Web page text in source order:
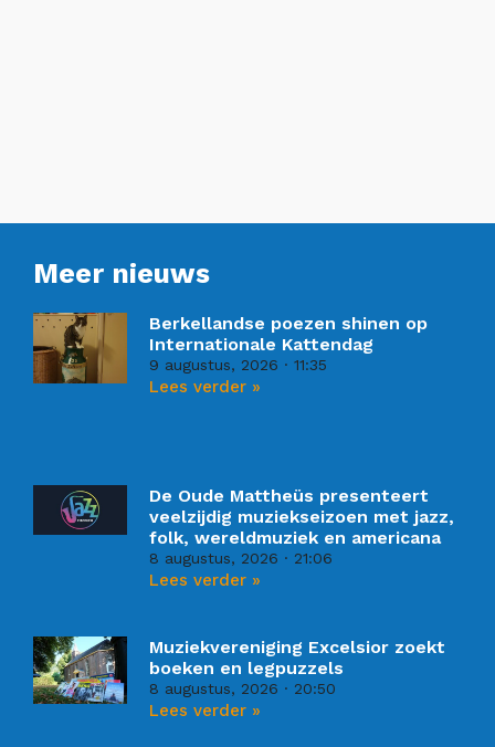
Meer nieuws
Berkellandse poezen shinen op
Internationale Kattendag
9 augustus, 2026 11:35
Lees verder »
De Oude Mattheüs presenteert
veelzijdig muziekseizoen met jazz,
folk, wereldmuziek en americana
8 augustus, 2026 21:06
Lees verder »
Muziekvereniging Excelsior zoekt
boeken en legpuzzels
8 augustus, 2026 20:50
Lees verder »